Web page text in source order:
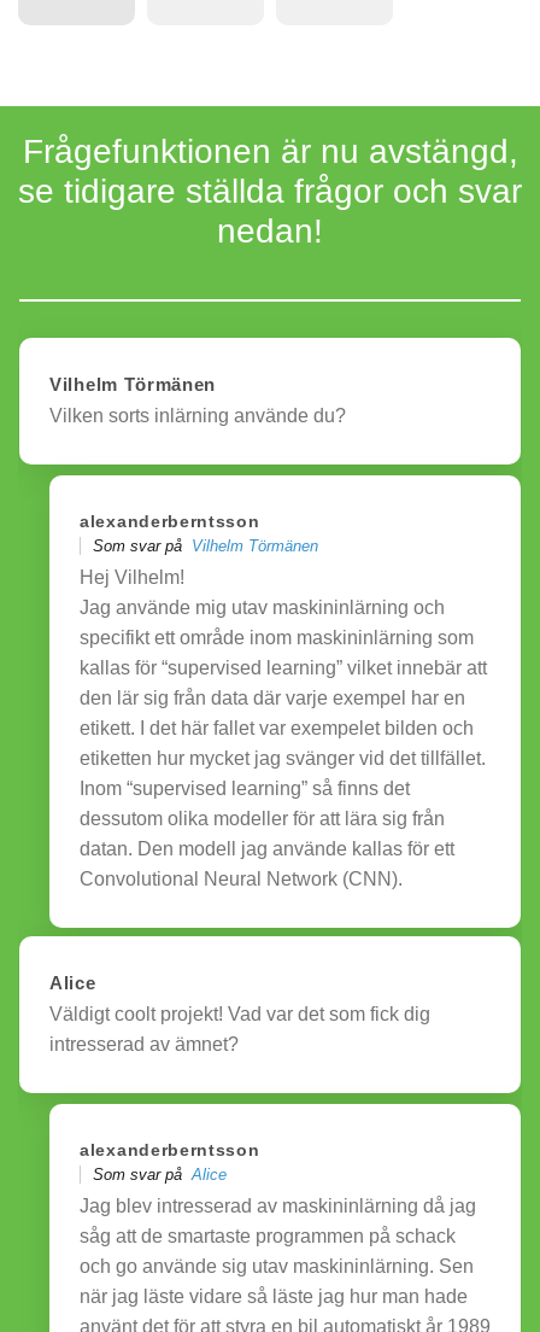
Frågefunktionen är nu avstängd,
se tidigare ställda frågor och svar
nedan!
Vilhelm Törmänen
Vilken sorts inlärning använde du?
alexanderberntsson
Som svar på Vilhelm Törmänen
Hej Vilhelm!
Jag använde mig utav maskininlärning och
specifikt ett område inom maskininlärning som
kallas för “supervised learning” vilket innebär att
den lär sig från data där varje exempel har en
etikett. I det här fallet var exempelet bilden och
etiketten hur mycket jag svänger vid det tillfället.
Inom “supervised learning” så finns det
dessutom olika modeller för att lära sig från
datan. Den modell jag använde kallas för ett
Convolutional Neural Network (CNN).
Alice
Väldigt coolt projekt! Vad var det som fick dig
intresserad av ämnet?
alexanderberntsson
Som svar på Alice
Jag blev intresserad av maskininlärning då jag
såg att de smartaste programmen på schack
och go använde sig utav maskininlärning. Sen
när jag läste vidare så läste jag hur man hade
använt det för att styra en bil automatiskt år 1989